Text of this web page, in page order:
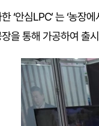
‘안심LPC’ 는 ‘농
을 통해 가공하여 출